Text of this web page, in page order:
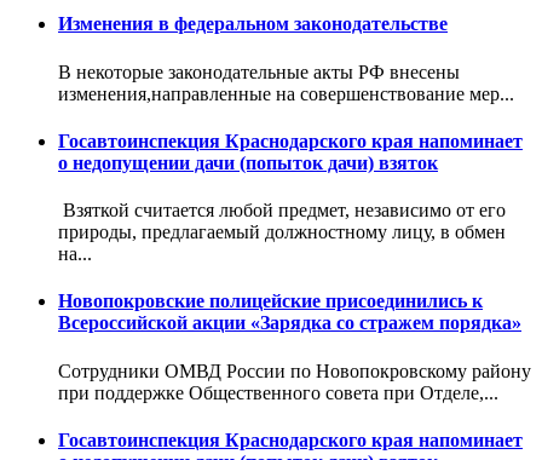
Изменения в федеральном законодательстве
В некоторые законодательные акты РФ внесены
изменения,направленные на совершенствование мер...
Госавтоинспекция Краснодарского края напоминает
о недопущении дачи (попыток дачи) взяток
Взяткой считается любой предмет, независимо от его
природы, предлагаемый должностному лицу, в обмен
на...
Новопокровские полицейские присоединились к
Всероссийской акции «Зарядка со стражем порядка»
Сотрудники ОМВД России по Новопокровскому району
при поддержке Общественного совета при Отделе,...
Госавтоинспекция Краснодарского края напоминает